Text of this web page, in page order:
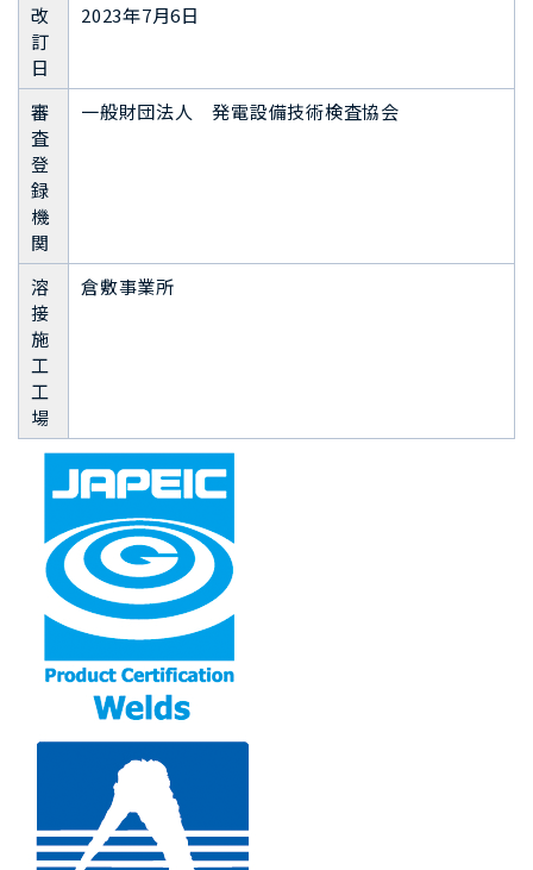
改
訂
日
2023年7月6日
審
査
登
録
機
関
一般財団法人 発電設備技術検査協会
溶
接
施
工
工
場
倉敷事業所